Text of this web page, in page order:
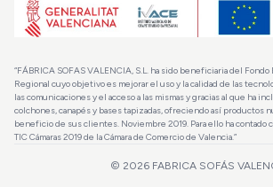
“FÁBRICA SOFAS VALENCIA, S.L. ha sido beneficiaria del
Regional cuyo objetivo es mejorar el uso y la calidad de las
las comunicaciones y el acceso a las mismas y gracias al que ha
colchones, canapés y bases tapizadas, ofreciendo así productos
beneficio de sus clientes. Noviembre 2019. Para ello ha contado
TIC Cámaras 2019 de la Cámara de Comercio de Valencia.”
© 2026 FABRICA SOFÁS